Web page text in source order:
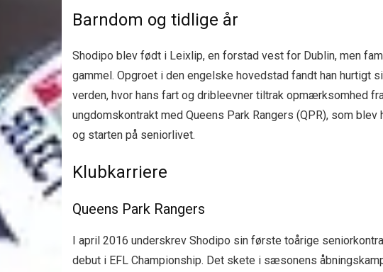
Barndom og tidlige år
Shodipo blev født i Leixlip, en forstad vest for Dublin, men
gammel. Opgroet i den engelske hovedstad fandt han hurtigt
verden, hvor hans fart og dribleevner tiltrak opmærksomhed
ungdomskontrakt med Queens Park Rangers (QPR), som
og starten på seniorlivet.
Klubkarriere
Queens Park Rangers
I april 2016 underskrev Shodipo sin første toårige
debut i EFL Championship. Det skete i sæsonens